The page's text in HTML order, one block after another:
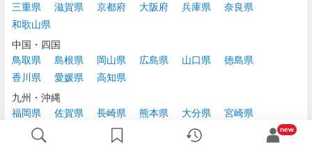
三重県
滋賀県 京都府 大阪府 兵庫県
奈良県
和歌山県
中国・四国
鳥取県
島根県 岡山県 広島県 山口県
徳島県
香川県
愛媛県
高知県
九州・沖縄
福岡県
佐賀県 長崎県 熊本県 大分県
宮崎県
鹿児島県
new